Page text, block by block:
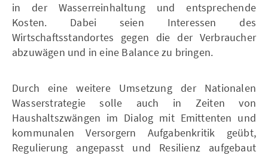
in der Wasserreinhaltung und entsprechende
Kosten. Dabei seien Interessen des
Wirtschaftsstandortes gegen die der Verbraucher
abzuwägen und in eine Balance zu bringen.
Durch eine weitere Umsetzung der Nationalen
Wasserstrategie solle auch in Zeiten von
Haushaltszwängen im Dialog mit Emittenten und
kommunalen Versorgern Aufgabenkritik geübt,
Regulierung angepasst und Resilienz aufgebaut